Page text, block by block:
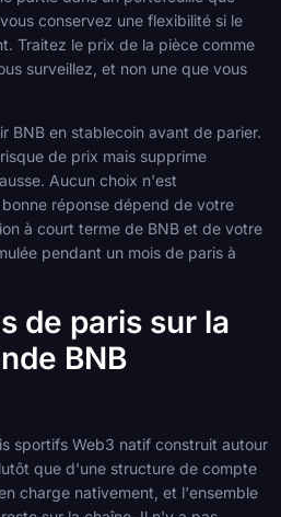
conservez une flexibilité si le
Traitez le prix de la pièce comme
surveillez, et non une que vous
BNB en stablecoin avant de parier.
de prix mais supprime
Aucun choix n'est
réponse dépend de votre
à court terme de BNB et de votre
pendant un mois de paris à
de paris sur la
BNB
sportifs Web3 natif construit autour
que d'une structure de compte
charge nativement, et l'ensemble